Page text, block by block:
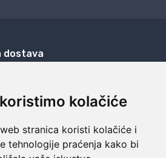
kolačiće
stranica koristi kolačiće i
tehnologije praćenja kako bi
dostava
kod vas
novaca
Roba za novac
na raspolaganju